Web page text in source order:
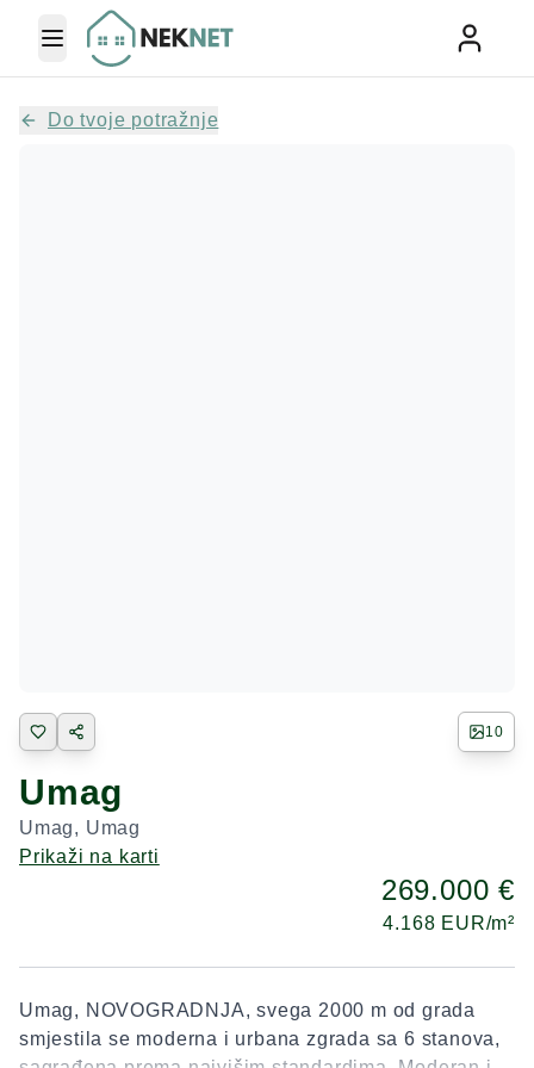
Toggle Menu
Do tvoje potražnje
10
Umag
Umag, Umag
Prikaži na karti
269.000 €
4.168 EUR/m²
Umag, NOVOGRADNJA, svega 2000 m od grada
smjestila se moderna i urbana zgrada sa 6 stanova,